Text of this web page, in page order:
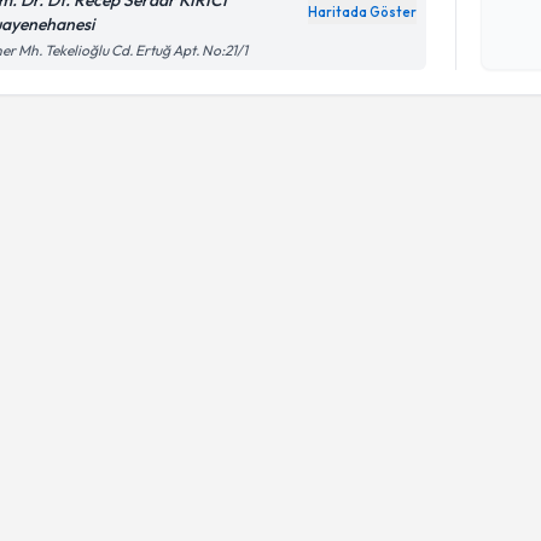
Haritada Göster
Mh. Tekelioğlu Cd. Ertuğ Apt. No:21/1